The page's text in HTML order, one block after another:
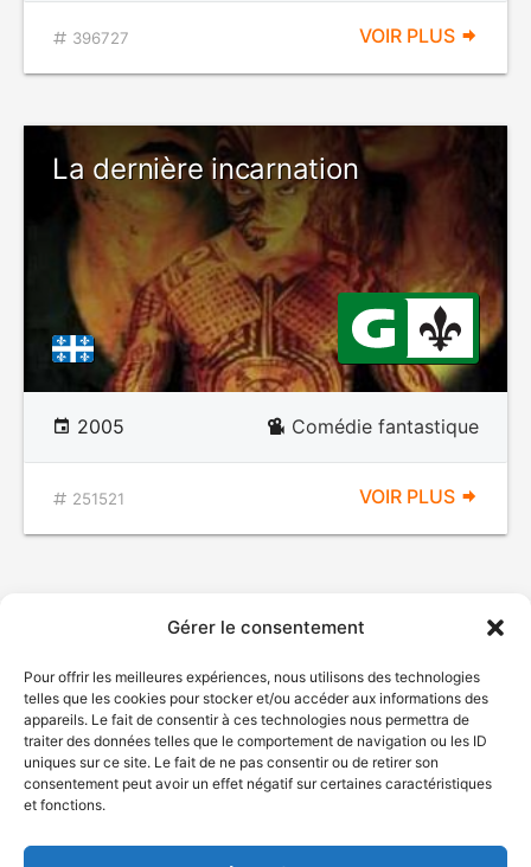
Gérer le consentement
Pour offrir les meilleures expériences, nous utilisons des technologies
telles que les cookies pour stocker et/ou accéder aux informations des
appareils. Le fait de consentir à ces technologies nous permettra de
traiter des données telles que le comportement de navigation ou les ID
uniques sur ce site. Le fait de ne pas consentir ou de retirer son
consentement peut avoir un effet négatif sur certaines caractéristiques
et fonctions.
396727 VOIR PLUS
La dernière incarnation
2005 Comédie fantastique
251521 VOIR PLUS
© Gouvernement du Québec, 2026
Plan du site